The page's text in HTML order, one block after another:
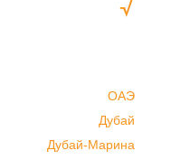
ОАЭ
Дубай
Дубай-Марина